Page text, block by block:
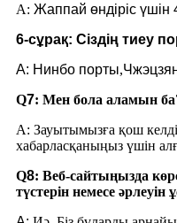
A: Жаппай өндіріс үшін
6-сұрақ: Сіздің тиеу
A: Нинбо порты,
Q7: Мен бола аламын
A: Зауытымызға қош
хабарласқаныңыз үшін
Q8: Веб-сайтыңызда
түстерін немесе әрлеуін